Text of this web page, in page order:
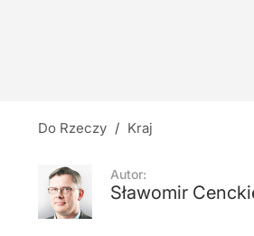
Zaorał świeżo wylany
dodaj
Do Rzeczy / Kraj
Autor:
Sławomir